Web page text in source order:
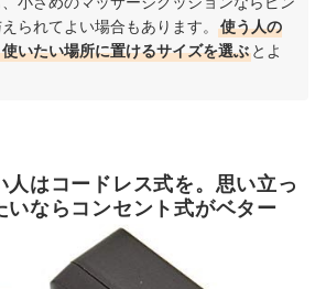
られてよい場合もあります。
使う人の
いたい場所に置けるサイズを選ぶ とよ
人はコードレス式を。思い立っ
いならコンセント式がベター